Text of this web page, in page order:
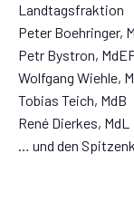
Landtagsfraktion
Peter Boehringer,
Petr Bystron,
Wolfgang Wiehle,
Tobias Teich, MdB
René Dierkes, MdL
… und den